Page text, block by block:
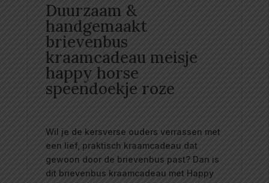
Duurzaam &
handgemaakt
brievenbus
kraamcadeau meisje
happy horse
speendoekje roze
Wil je de kersverse ouders verrassen met
een lief, praktisch kraamcadeau dat
gewoon door de brievenbus past? Dan is
dit brievenbus kraamcadeau met Happy